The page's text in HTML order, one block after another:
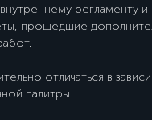
регламенту
прошедшие
отличаться в
палитры.